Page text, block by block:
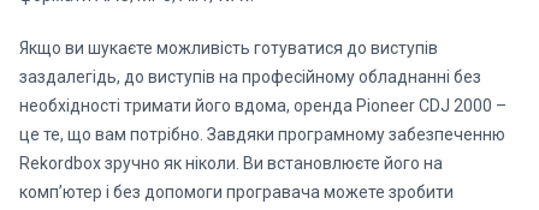
Якщо ви шукаєте можливість готуватися до виступів
заздалегідь, до виступів на професійному обладнанні без
необхідності тримати його вдома, оренда Pioneer CDJ 2000 –
це те, що вам потрібно. Завдяки програмному забезпеченню
Rekordbox зручно як ніколи. Ви встановлюєте його на
комп’ютер і без допомоги програвача можете зробити